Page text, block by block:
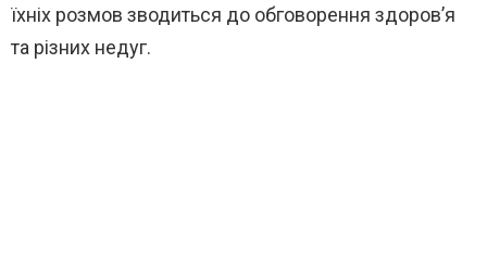
їхніх розмов зводиться до обговорення здоров’я
та різних недуг.